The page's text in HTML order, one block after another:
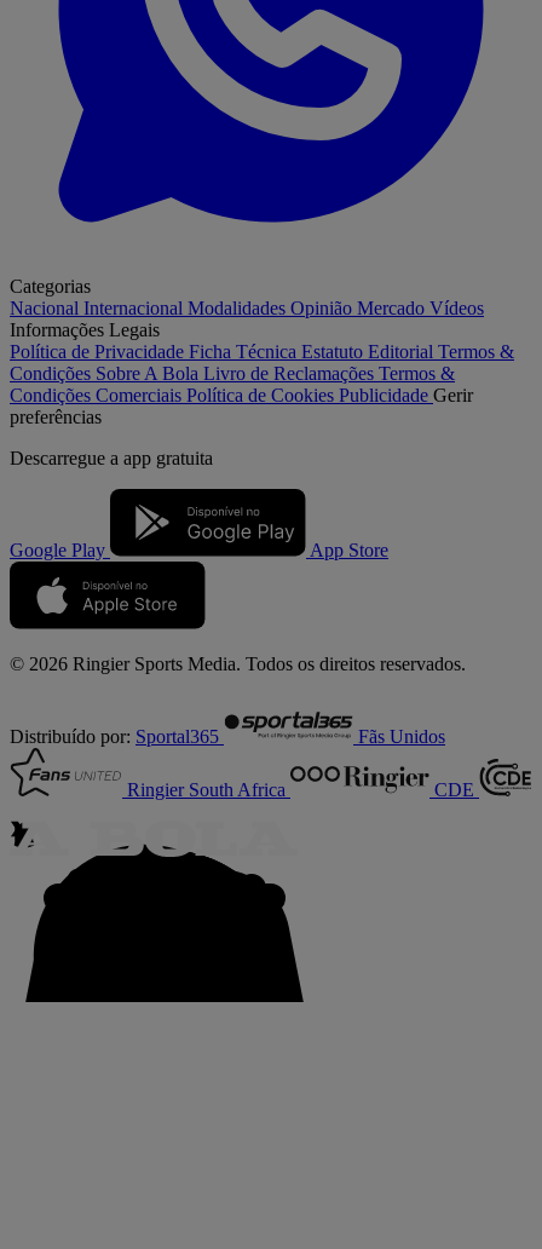
Categorias
Nacional Internacional Modalidades Opinião Mercado Vídeos
Informações Legais
Política de Privacidade Ficha Técnica Estatuto Editorial Termos &
Condições Sobre A Bola Livro de Reclamações Termos &
Condições Comerciais Política de Cookies Publicidade Gerir
preferências
Descarregue a app gratuita
Google Play App Store
© 2026 Ringier Sports Media. Todos os direitos reservados.
Distribuído por: Sportal365 Fãs Unidos
Ringier South Africa CDE